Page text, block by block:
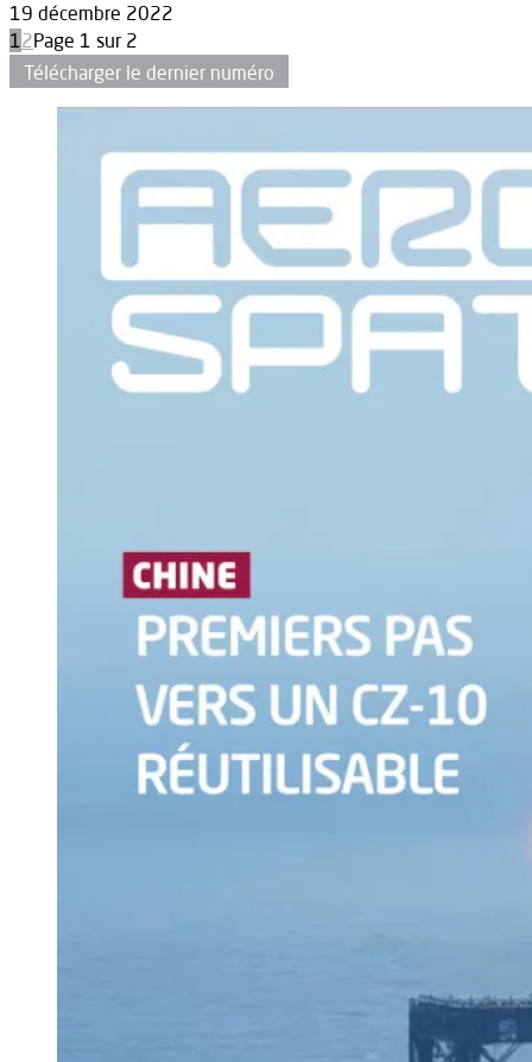
19 décembre 2022
12Page 1 sur 2
Télécharger le dernier numéro